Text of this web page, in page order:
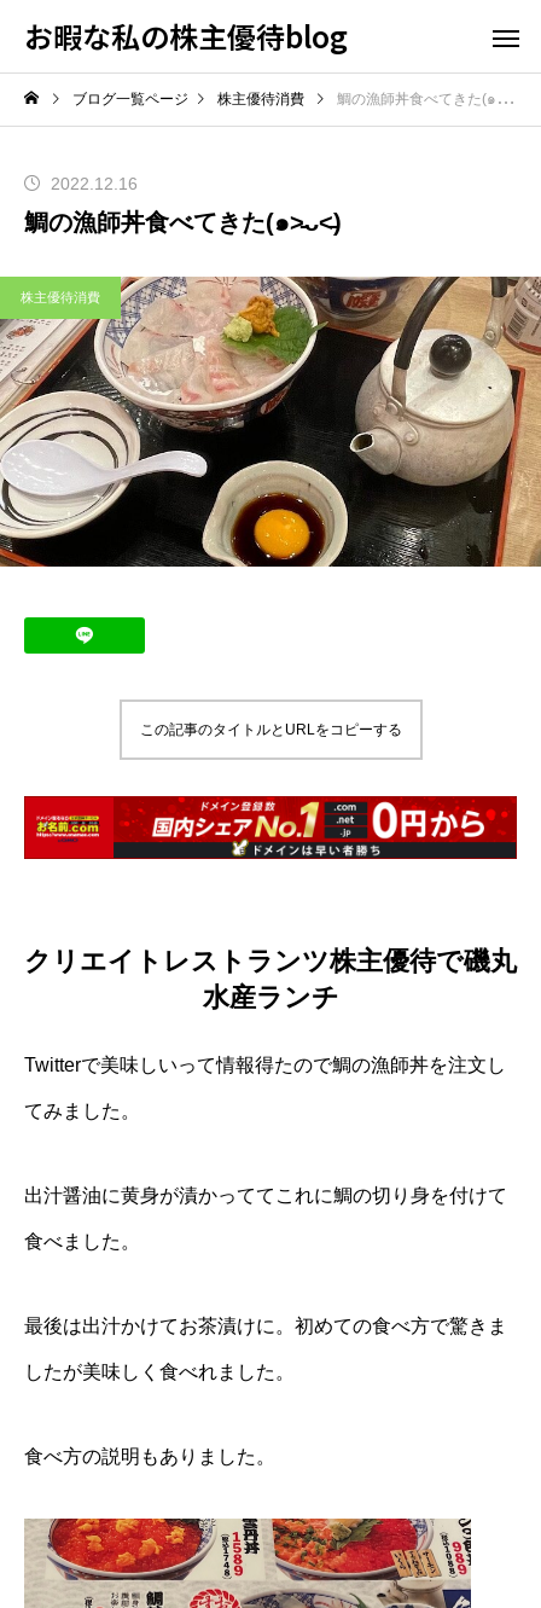
お暇な私の株主優待blog
ブログ一覧ページ 株主優待消費 鯛の漁師丼食べてきた(๑˃̵ᴗ˂̵)
2022.12.16
鯛の漁師丼食べてきた(๑˃̵ᴗ˂̵)
株主優待消費
この記事のタイトルとURLをコピーする
クリエイトレストランツ株主優待で磯丸
水産ランチ
Twitterで美味しいって情報得たので鯛の漁師丼を注文し
てみました。
出汁醤油に黄身が漬かっててこれに鯛の切り身を付けて
食べました。
最後は出汁かけてお茶漬けに。初めての食べ方で驚きま
したが美味しく食べれました。
食べ方の説明もありました。